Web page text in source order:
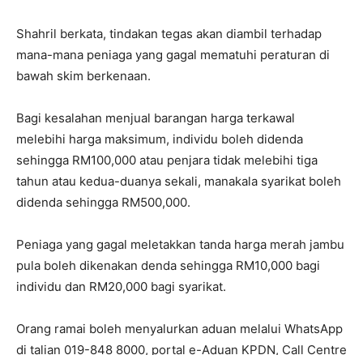
Shahril berkata, tindakan tegas akan diambil terhadap
mana-mana peniaga yang gagal mematuhi peraturan di
bawah skim berkenaan.
Bagi kesalahan menjual barangan harga terkawal
melebihi harga maksimum, individu boleh didenda
sehingga RM100,000 atau penjara tidak melebihi tiga
tahun atau kedua-duanya sekali, manakala syarikat boleh
didenda sehingga RM500,000.
Peniaga yang gagal meletakkan tanda harga merah jambu
pula boleh dikenakan denda sehingga RM10,000 bagi
individu dan RM20,000 bagi syarikat.
Orang ramai boleh menyalurkan aduan melalui WhatsApp
di talian 019-848 8000, portal e-Aduan KPDN, Call Centre